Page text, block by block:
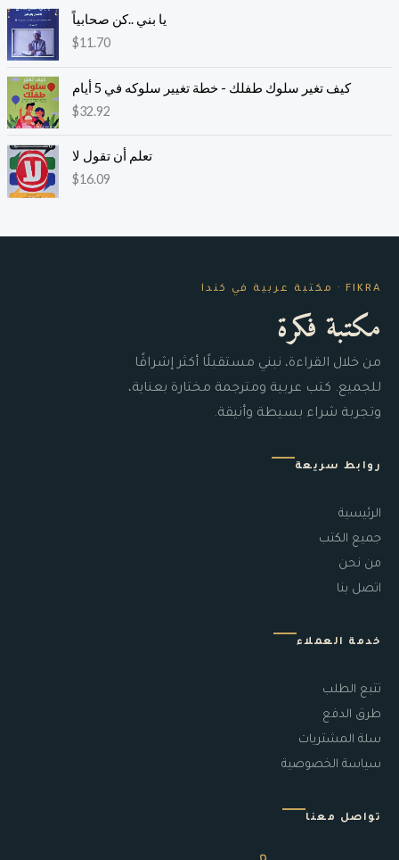
يا بني ..كن صحابياً
$11.70
كيف تغير سلوك طفلك - خطة تغيير سلوكه في 5 أيام
$32.92
تعلم أن تقول لا
$16.09
FIKRA · مكتبة عربية في كندا
مكتبة فكرة
من خلال القراءة، نبني مستقبلًا أكثر إشراقًا
للجميع. كتب عربية ومترجمة مختارة بعناية،
وتجربة شراء بسيطة وأنيقة.
روابط سريعة
الرئيسية
جميع الكتب
من نحن
اتصل بنا
خدمة العملاء
تتبع الطلب
طرق الدفع
سلة المشتريات
سياسة الخصوصية
تواصل معنا